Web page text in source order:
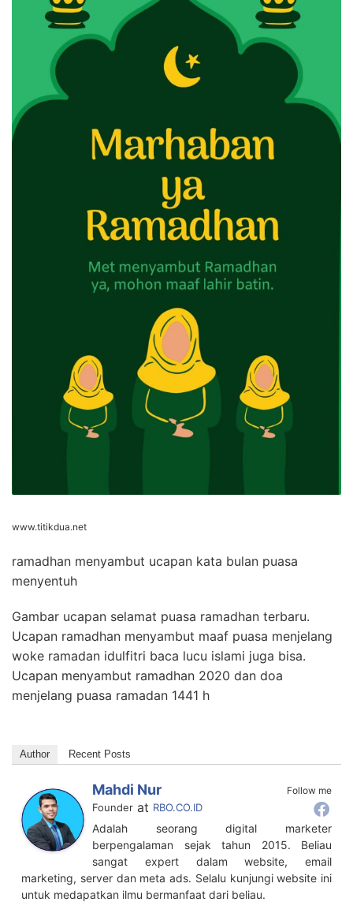
www.titikdua.net
ramadhan menyambut ucapan kata bulan puasa
menyentuh
Gambar ucapan selamat puasa ramadhan terbaru.
Ucapan ramadhan menyambut maaf puasa menjelang
woke ramadan idulfitri baca lucu islami juga bisa.
Ucapan menyambut ramadhan 2020 dan doa
menjelang puasa ramadan 1441 h
Author Recent Posts
Follow me
Mahdi Nur
Founder at RBO.CO.ID
Adalah seorang digital marketer
berpengalaman sejak tahun 2015. Beliau
sangat expert dalam website, email
marketing, server dan meta ads. Selalu kunjungi website ini
untuk medapatkan ilmu bermanfaat dari beliau.